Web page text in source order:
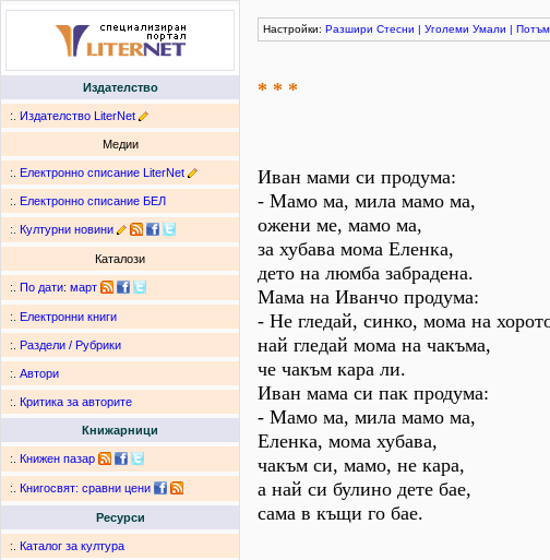
Издателство
:. Издателство LiterNet
Медии
:. Електронно списание LiterNet
:. Електронно списание БЕЛ
:. Културни новини
Каталози
:. По дати: март
:. Електронни книги
:. Раздели / Рубрики
:. Автори
:. Критика за авторите
Книжарници
:. Книжен пазар
:. Книгосвят: сравни цени
Ресурси
:. Каталог за култура
Настройки: Разшири Стесни | Уголеми Умали |
* * *
Иван мами си продума:
- Мамо ма, мила мамо ма,
ожени ме, мамо ма,
за хубава мома Еленка,
дето на люмба забрадена.
Мама на Иванчо продума:
- Не гледай, синко, мома на
най гледай мома на чакъма,
че чакъм кара ли.
Иван мама си пак продума:
- Мамо ма, мила мамо ма,
Еленка, мома хубава,
чакъм си, мамо, не кара,
а най си булино дете бае,
сама в къщи го бае.